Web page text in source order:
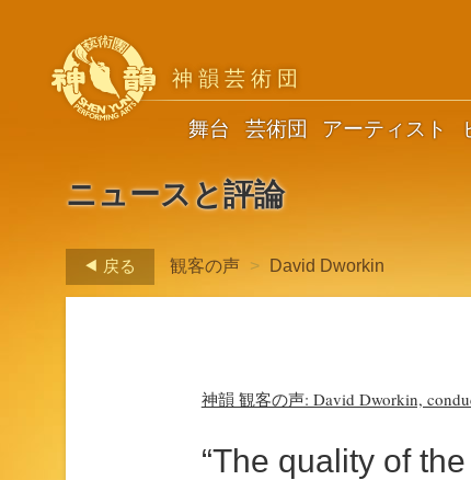
神韻芸術団
舞台 芸術団 アーティスト
ニュースと評論
戻る 観客の声 > David Dworkin
神韻 観客の声: David Dworkin,
“The quality of